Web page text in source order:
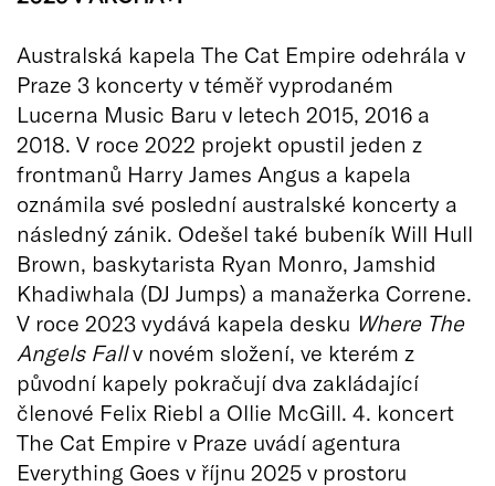
Australská kapela The Cat Empire odehrála v
Praze 3 koncerty v téměř vyprodaném
Lucerna Music Baru v letech 2015, 2016 a
2018. V roce 2022 projekt opustil jeden z
frontmanů Harry James Angus a kapela
oznámila své poslední australské koncerty a
následný zánik. Odešel také bubeník Will Hull
Brown, baskytarista Ryan Monro, Jamshid
Khadiwhala (DJ Jumps) a manažerka Correne.
V roce 2023 vydává kapela desku Where The
Angels Fallv novém složení, ve kterém z
původní kapely pokračují dva zakládající
členové Felix Riebl a Ollie McGill. 4. koncert
The Cat Empire v Praze uvádí agentura
Everything Goes v říjnu 2025 v prostoru